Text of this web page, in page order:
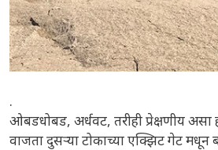
.
ओबडधोबड, अर्धवट, तरीही प्रेक्षणीय
वाजता दुसऱ्या टोकाच्या एक्झिट गेट मधून